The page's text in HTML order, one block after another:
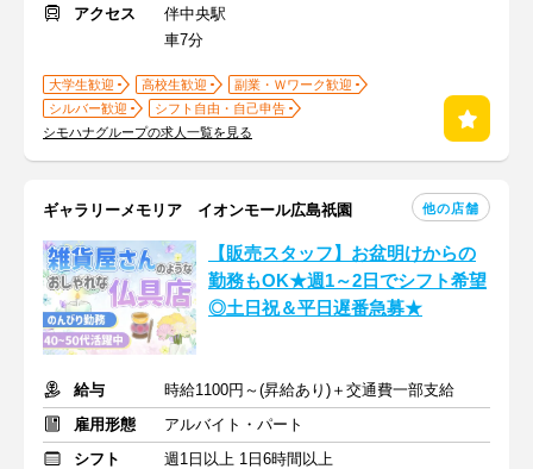
アクセス
伴中央駅
車7分
大学生歓迎 高校生歓迎
副業・Ｗワーク歓迎
シルバー歓迎
シフト自由・自己申告
シモハナグループの求人一覧を見る
ギャラリーメモリア イオンモール広島祇園 他の店舗
【販売スタッフ】お盆明けからの
勤務もOK★週1～2日でシフト希望
◎土日祝＆平日遅番急募★
給与
時給1100円～(昇給あり)＋交通費一部支給
雇用形態
アルバイト・パート
シフト
週1日以上 1日6時間以上